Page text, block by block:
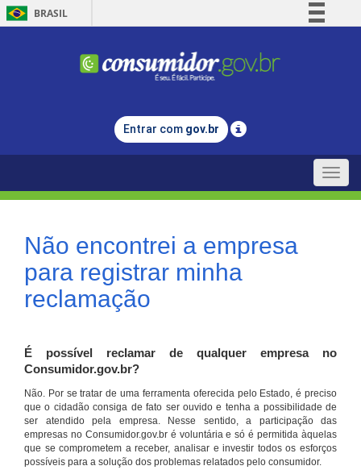
BRASIL
Comunica BR
Legislação
Entrar com gov.br
Toggle
Não encontrei a empresa
para registrar minha
reclamação
É possível reclamar de qualquer empresa no
Consumidor.gov.br?
Não. Por se tratar de uma ferramenta oferecida pelo Estado, é preciso
que o cidadão consiga de fato ser ouvido e tenha a possibilidade de
ser atendido pela empresa. Nesse sentido, a participação das
empresas no Consumidor.gov.br é voluntária e só é permitida àquelas
que se comprometem a receber, analisar e investir todos os esforços
possíveis para a solução dos problemas relatados pelo consumidor.